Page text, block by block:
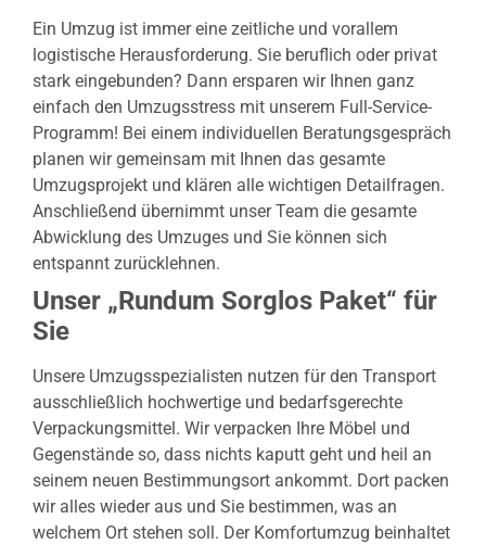
Ein Umzug ist immer eine zeitliche und vorallem
logistische Herausforderung. Sie beruflich oder privat
stark eingebunden? Dann ersparen wir Ihnen ganz
einfach den Umzugsstress mit unserem Full-Service-
Programm! Bei einem individuellen Beratungsgespräch
planen wir gemeinsam mit Ihnen das gesamte
Umzugsprojekt und klären alle wichtigen Detailfragen.
Anschließend übernimmt unser Team die gesamte
Abwicklung des Umzuges und Sie können sich
entspannt zurücklehnen.
Unser „Rundum Sorglos Paket“ für
Sie
Unsere Umzugsspezialisten nutzen für den Transport
ausschließlich hochwertige und bedarfsgerechte
Verpackungsmittel. Wir verpacken Ihre Möbel und
Gegenstände so, dass nichts kaputt geht und heil an
seinem neuen Bestimmungsort ankommt. Dort packen
wir alles wieder aus und Sie bestimmen, was an
welchem Ort stehen soll. Der Komfortumzug beinhaltet